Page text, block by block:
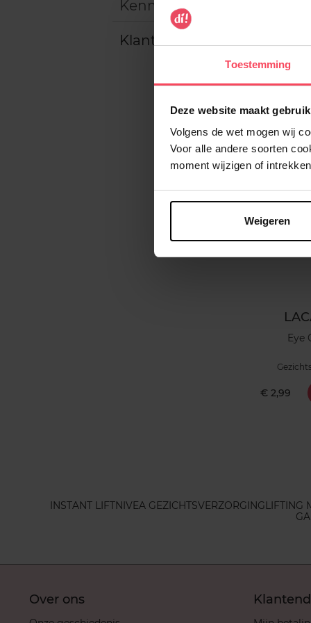
Toestemming
Deze website maakt
Volgens de wet mogen wij
Voor alle andere soorten
moment wijzigen of
Weigeren
Kenmerken
Klantereview
Eye
€ 2,99
INSTANT LIFTNIVEA GEZICHTSVERZORGINGLIFTING
Over ons